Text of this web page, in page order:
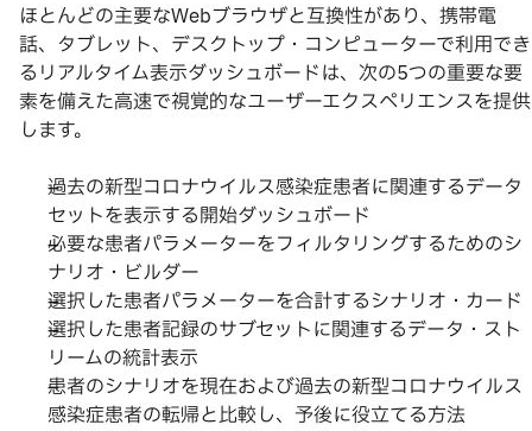
ほとんどの主要なWebブラウザと互換性があり、携帯電
話、タブレット、デスクトップ・コンピューターで利用でき
るリアルタイム表示ダッシュボードは、次の5つの重要な要
素を備えた高速で視覚的なユーザーエクスペリエンスを提供
します。
過去の新型コロナウイルス感染症患者に関連するデータ
セットを表示する開始ダッシュボード
必要な患者パラメーターをフィルタリングするためのシ
ナリオ・ビルダー
選択した患者パラメーターを合計するシナリオ・カード
選択した患者記録のサブセットに関連するデータ・スト
リームの統計表示
患者のシナリオを現在および過去の新型コロナウイルス
感染症患者の転帰と比較し、予後に役立てる方法